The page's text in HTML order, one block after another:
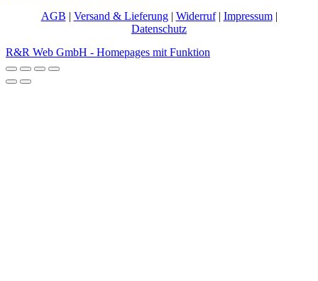
AGB | Versand & Lieferung| Widerruf| Impressum|
Datenschutz
R&R Web GmbH - Homepages mit Funktion